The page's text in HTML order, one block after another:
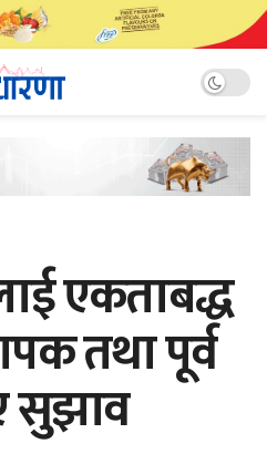
एकताबद्ध
तथा पूर्व
सुझाव